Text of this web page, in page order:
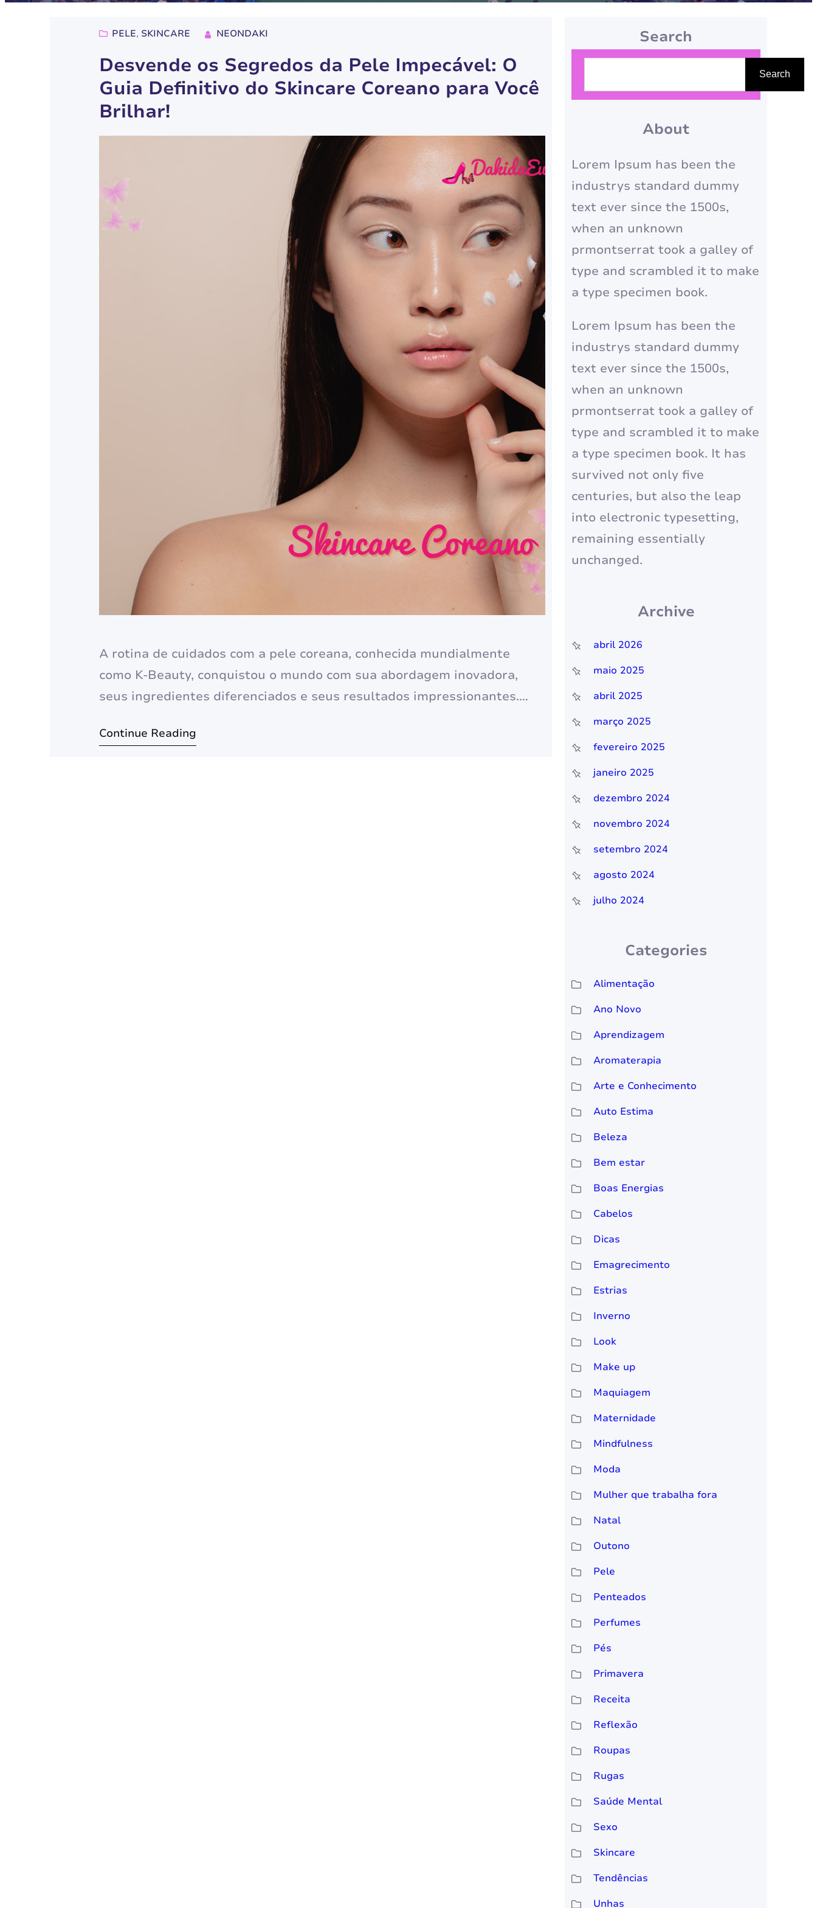
PELE, SKINCARE NEONDAKI
Desvende os Segredos da Pele Impecável: O
Guia Definitivo do Skincare Coreano para Você
Brilhar!
A rotina de cuidados com a pele coreana, conhecida mundialmente
como K-Beauty, conquistou o mundo com sua abordagem inovadora,
seus ingredientes diferenciados e seus resultados impressionantes.
filosofia de autocuidado que prioriza a saúde e a vitalidade da pele,
Continue Reading
Search
s
i
s
a
r
Search
About
Lorem Ipsum has been the
industrys standard dummy
text ever since the 1500s,
when an unknown
prmontserrat took a galley of
type and scrambled it to make
a type specimen book.
Lorem Ipsum has been the
industrys standard dummy
text ever since the 1500s,
when an unknown
prmontserrat took a galley of
type and scrambled it to make
a type specimen book. It has
survived not only five
centuries, but also the leap
into electronic typesetting,
remaining essentially
unchanged.
Archive
abril 2026
maio 2025
abril 2025
março 2025
fevereiro 2025
janeiro 2025
dezembro 2024
novembro 2024
setembro 2024
agosto 2024
julho 2024
Categories
Alimentação
Ano Novo
Aprendizagem
Aromaterapia
Arte e Conhecimento
Auto Estima
Beleza
Bem estar
Boas Energias
Cabelos
Dicas
Emagrecimento
Estrias
Inverno
Look
Make up
Maquiagem
Maternidade
Mindfulness
Moda
Mulher que trabalha fora
Natal
Outono
Pele
Penteados
Perfumes
Pés
Primavera
Receita
Reflexão
Roupas
Rugas
Saúde Mental
Sexo
Skincare
Tendências
Unhas